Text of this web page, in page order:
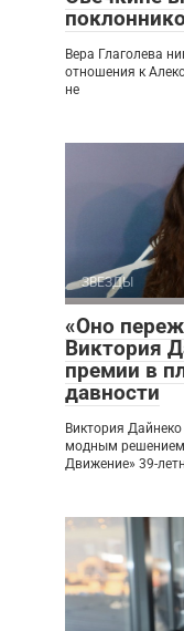
Вера Глаголева
отношения к
не
ЗВЕЗДЫ
«Оно
Виктория
премии в
давности
Виктория
модным
Движение» 39-